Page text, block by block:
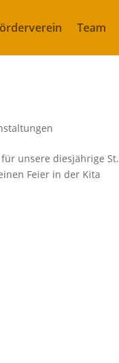
Team
unsere diesjährige St.
Feier in der Kita